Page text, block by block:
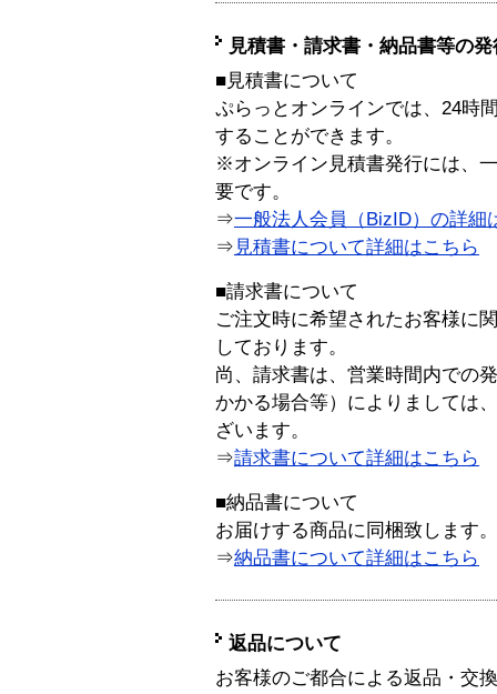
見積書・請求書・納品書等の
■見積書について
ぷらっとオンラインでは、24時
することができます。
※オンライン見積書発行には、
要です。
⇒一般法人会員（BizID）の詳細
⇒ 見積書について詳細はこちら
■請求書について
ご注文時に希望されたお客様に
しております。
尚、請求書は、営業時間内での
かかる場合等）によりましては
ざいます。
⇒請求書について詳細はこちら
■納品書について
お届けする商品に同梱致します。
⇒納品書について詳細はこちら
返品について
お客様のご都合による返品・交